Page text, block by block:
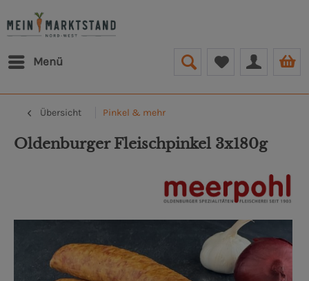
Menü
Übersicht Pinkel & mehr
Oldenburger Fleischpinkel 3x180g